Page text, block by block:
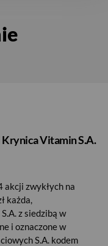
Krynica Vitamin S.A.
zwykłych na
każda,
z siedzibą w
i oznaczone w
S.A. kodem